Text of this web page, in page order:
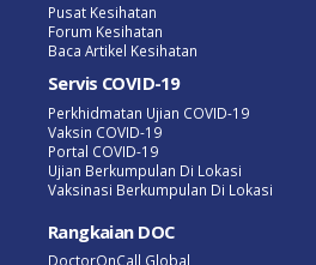
Pusat Kesihatan
Forum Kesihatan
Baca Artikel Kesihatan
Servis COVID-19
Perkhidmatan Ujian COVID-19
Vaksin COVID-19
Portal COVID-19
Ujian Berkumpulan Di Lokasi
Vaksinasi Berkumpulan Di Lokasi
Rangkaian DOC
DoctorOnCall Global